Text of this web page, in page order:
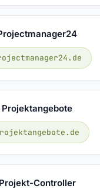
Projektangebote
Projekt-Controller